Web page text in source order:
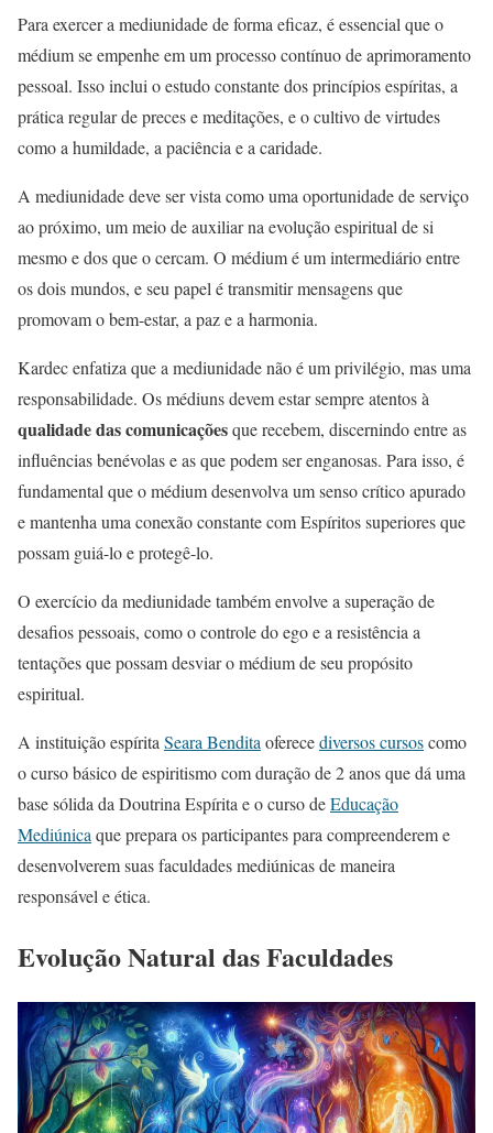
Para exercer a mediunidade de forma eficaz, é essencial que o
médium se empenhe em um processo contínuo de aprimoramento
pessoal. Isso inclui o estudo constante dos princípios espíritas, a
prática regular de preces e meditações, e o cultivo de virtudes
como a humildade, a paciência e a caridade.
A mediunidade deve ser vista como uma oportunidade de serviço
ao próximo, um meio de auxiliar na evolução espiritual de si
mesmo e dos que o cercam. O médium é um intermediário entre
os dois mundos, e seu papel é transmitir mensagens que
promovam o bem-estar, a paz e a harmonia.
Kardec enfatiza que a mediunidade não é um privilégio, mas uma
responsabilidade. Os médiuns devem estar sempre atentos à
qualidade das comunicaçõesque recebem, discernindo entre as
influências benévolas e as que podem ser enganosas. Para isso, é
fundamental que o médium desenvolva um senso crítico apurado
e mantenha uma conexão constante com Espíritos superiores que
possam guiá-lo e protegê-lo.
O exercício da mediunidade também envolve a superação de
desafios pessoais, como o controle do ego e a resistência a
tentações que possam desviar o médium de seu propósito
espiritual.
A instituição espíritaSeara Benditaoferecediversos cursoscomo
o curso básico de espiritismo com duração de 2 anos que dá uma
base sólida da Doutrina Espírita e o curso deEducação
Mediúnicaque prepara os participantes para compreenderem e
desenvolverem suas faculdades mediúnicas de maneira
responsável e ética.
Evolução Natural das Faculdades